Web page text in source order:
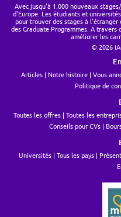
Avec jusqu'à 1.000 nouveaux
d'Europe. Les étudiants et
pour trouver des stages à l'étranger
des Graduate Programmes. A travers
améliorer les
© 2026
Articles Notre histoire Vous
Politique de
Toutes les offres Toutes les
Conseils pour CVs
Universités Tous les pays